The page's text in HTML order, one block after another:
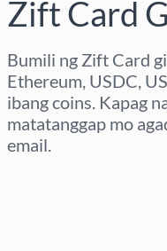
Zift Card
Bumili ng Zift Card
Ethereum, USDC,
ibang coins. Kapag
matatanggap mo
email.